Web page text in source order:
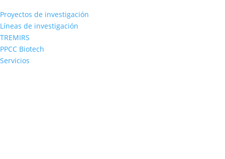
Proyectos de investigación
Líneas de investigación
TREMIRS
PPCC Biotech
Servicios